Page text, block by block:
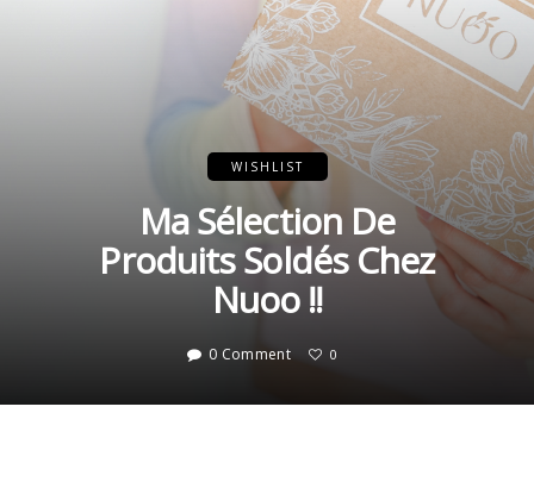
WISHLIST
Ma Sélection De
Produits Soldés Chez
Nuoo !!
0 Comment 0